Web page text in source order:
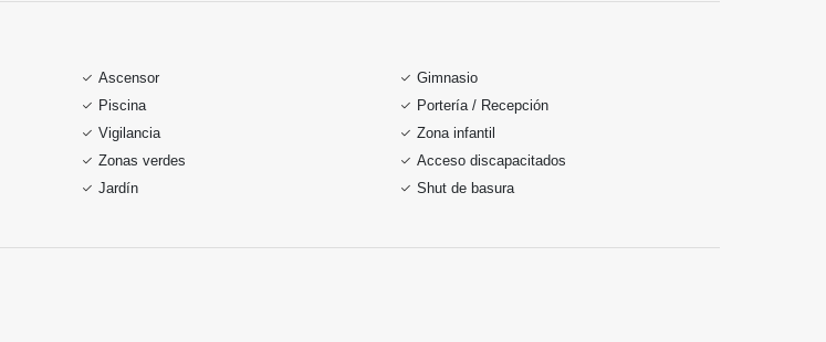
Ascensor
Gimnasio
Piscina
Portería / Recepción
Vigilancia
Zona infantil
Zonas verdes
Acceso discapacitados
Jardín
Shut de basura